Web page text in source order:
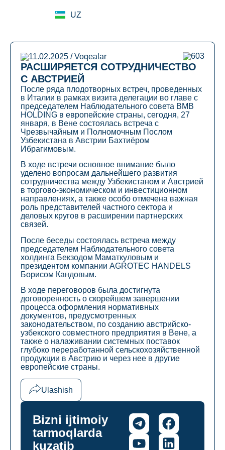
UZ
RU
11.02.2025 / Voqealar 603
РАСШИРЯЕТСЯ СОТРУДНИЧЕСТВО
С АВСТРИЕЙ
После ряда плодотворных встреч, проведенных
в Италии в рамках визита делегации во главе с
председателем Наблюдательного совета BMB
HOLDING в европейские страны, сегодня, 27
января, в Вене состоялась встреча с
Чрезвычайным и Полномочным Послом
Узбекистана в Австрии Бахтиёром
Ибрагимовым.
В ходе встречи основное внимание было
уделено вопросам дальнейшего развития
сотрудничества между Узбекистаном и Австрией
в торгово-экономическом и инвестиционном
направлениях, а также особо отмечена важная
роль представителей частного сектора и
деловых кругов в расширении партнерских
связей.
После беседы состоялась встреча между
председателем Наблюдательного совета
холдинга Бекзодом Маматкуловым и
президентом компании AGROTEC HANDELS
Борисом Кандовым.
В ходе переговоров была достигнута
договоренность о скорейшем завершении
процесса оформления нормативных
документов, предусмотренных
законодательством, по созданию австрийско-
узбекского совместного предприятия в Вене, а
также о налаживании системных поставок
глубоко переработанной сельскохозяйственной
продукции в Австрию и через нее в другие
европейские страны.
Ulashish
Bizni ijtimoiy
tarmoqlarda
kuzatib